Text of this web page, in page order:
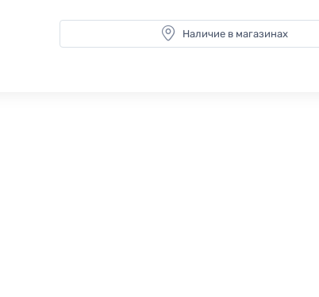
Наличие в магазинах